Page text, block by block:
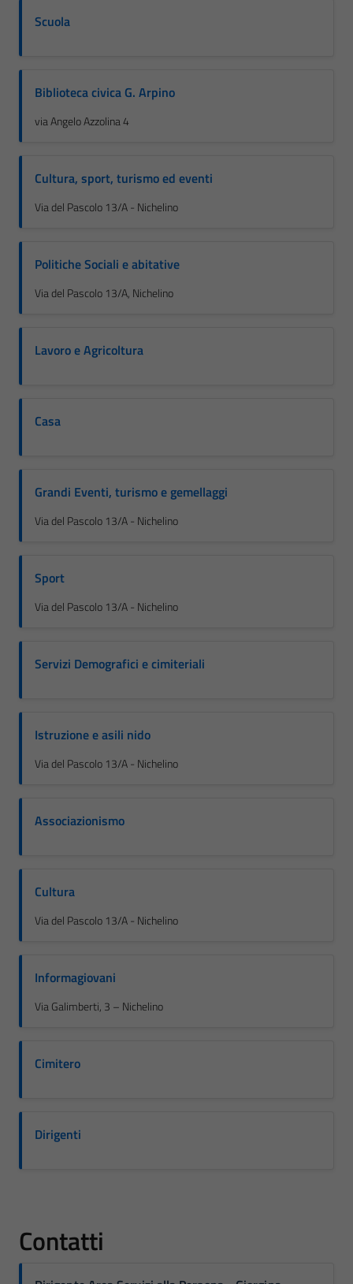
Scuola
Biblioteca civica G. Arpino
via Angelo Azzolina 4
Cultura, sport, turismo ed eventi
Via del Pascolo 13/A - Nichelino
Politiche Sociali e abitative
Via del Pascolo 13/A, Nichelino
Lavoro e Agricoltura
Casa
Grandi Eventi, turismo e gemellaggi
Via del Pascolo 13/A - Nichelino
Sport
Via del Pascolo 13/A - Nichelino
Servizi Demografici e cimiteriali
Istruzione e asili nido
Via del Pascolo 13/A - Nichelino
Associazionismo
Cultura
Via del Pascolo 13/A - Nichelino
Informagiovani
Via Galimberti, 3 – Nichelino
Cimitero
Dirigenti
Contatti